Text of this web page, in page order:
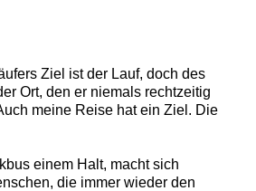
Ziel ist der Lauf, doch des
Ort, den er niemals rechtzeitig
meine Reise hat ein Ziel. Die
einem Halt, macht sich
die immer wieder den